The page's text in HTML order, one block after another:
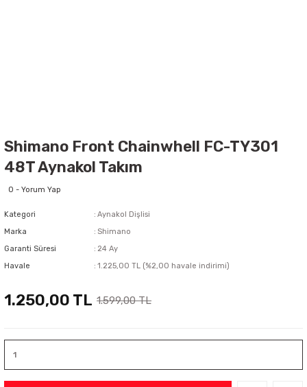
Shimano Front Chainwhell FC-TY301
48T Aynakol Takım
0 - Yorum Yap
Kategori
Aynakol Dişlisi
Marka
Shimano
Garanti Süresi
24 Ay
Havale
1.225,00 TL (%2,00 havale indirimi)
1.250,00 TL 1.599,00 TL